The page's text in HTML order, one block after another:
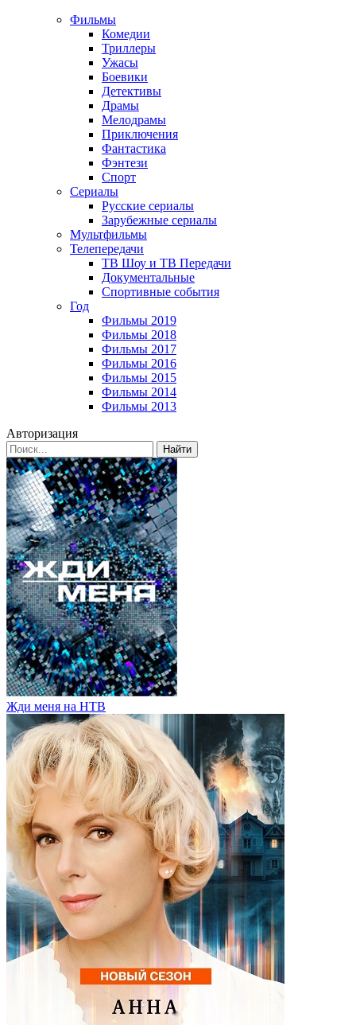
Фильмы
Комедии
Триллеры
Ужасы
Боевики
Детективы
Драмы
Мелодрамы
Приключения
Фантастика
Фэнтези
Спорт
Сериалы
Русские сериалы
Зарубежные сериалы
Мультфильмы
Телепередачи
ТВ Шоу и ТВ Передачи
Документальные
Спортивные события
Год
Фильмы 2019
Фильмы 2018
Фильмы 2017
Фильмы 2016
Фильмы 2015
Фильмы 2014
Фильмы 2013
Авторизация
Найти
Жди меня на НТВ